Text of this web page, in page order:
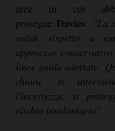
aree in cui
prosegue Davies. "La
solidi rispetto a
approccio
linee guida adottate.
chiara, si
l'incertezza, si
rischio involontario".